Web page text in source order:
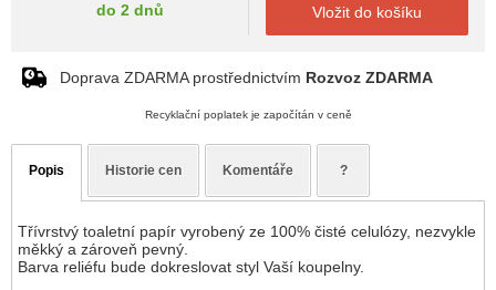
do 2 dnů Vložit do košíku
Doprava ZDARMA prostřednictvím Rozvoz ZDARMA
Recyklační poplatek je započítán v ceně
Popis Historie cen Komentáře ?
Třívrstvý toaletní papír vyrobený ze 100% čisté celulózy, nezvykle
měkký a zároveň pevný.
Barva reliéfu bude dokreslovat styl Vaší koupelny.